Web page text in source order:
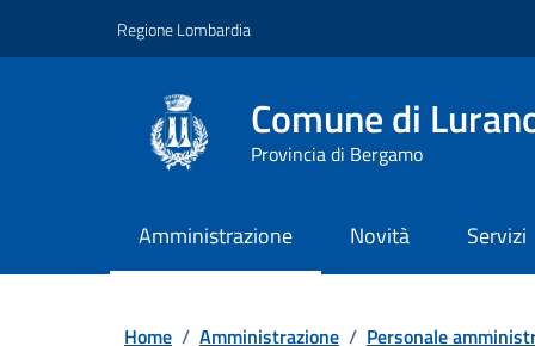
Regione Lombardia
Comune di
Provincia di Bergamo
Amministrazione Novità Servizi
Home / Amministrazione / Personale